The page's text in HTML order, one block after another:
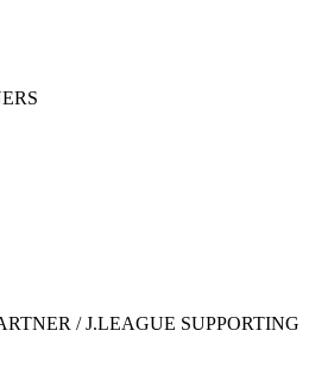
/ J.LEAGUE SUPPORTING